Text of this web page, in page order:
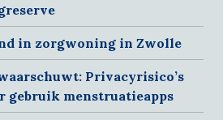
in zorgwoning in Zwolle
Privacyrisico’s
gebruik menstruatieapps